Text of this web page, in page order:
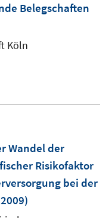
Belegschaften
Köln
Wandel der
Risikofaktor
bei der